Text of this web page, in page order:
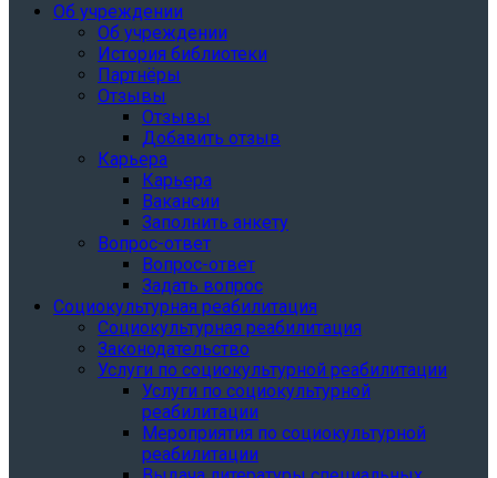
Об учреждении
Об учреждении
История библиотеки
Партнёры
Отзывы
Отзывы
Добавить отзыв
Карьера
Карьера
Вакансии
Заполнить анкету
Вопрос-ответ
Вопрос-ответ
Задать вопрос
Социокультурная реабилитация
Социокультурная реабилитация
Законодательство
Услуги по социокультурной реабилитации
Услуги по социокультурной
реабилитации
Мероприятия по социокультурной
реабилитации